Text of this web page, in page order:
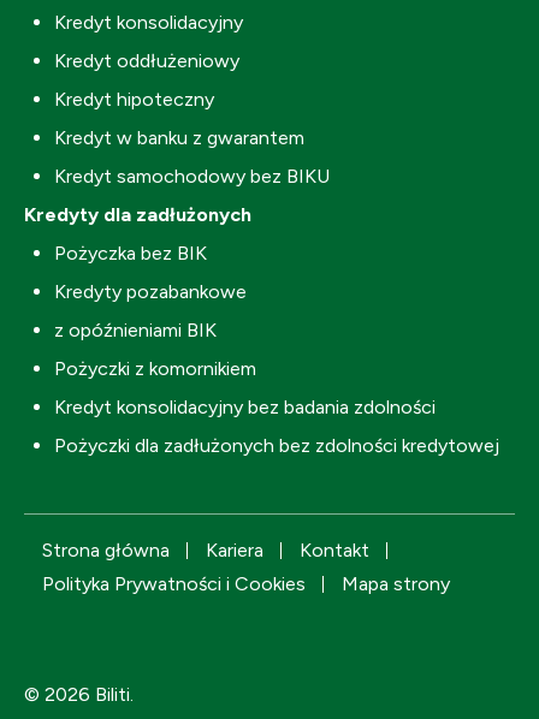
Kredyt konsolidacyjny
Kredyt oddłużeniowy
Kredyt hipoteczny
Kredyt w banku z gwarantem
Kredyt samochodowy bez BIKU
Kredyty dla zadłużonych
Pożyczka bez BIK
Kredyty pozabankowe
z opóźnieniami BIK
Pożyczki z komornikiem
Kredyt konsolidacyjny bez badania zdolności
Pożyczki dla zadłużonych bez zdolności kredytowej
© 2026 Biliti.
Strona główna Kariera
Kontakt
Polityka Prywatności i Cookies
Mapa strony